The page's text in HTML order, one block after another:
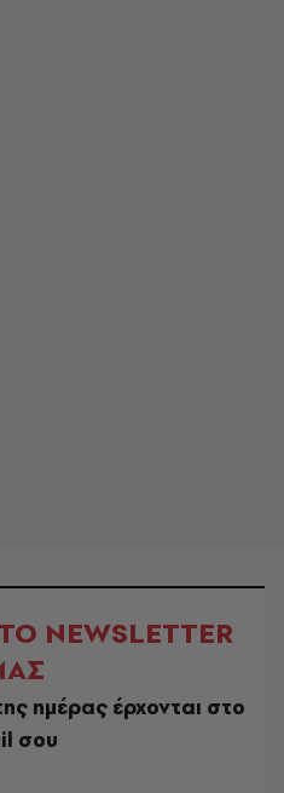
NEWSLETTER
ημέρας έρχονται στο
σου